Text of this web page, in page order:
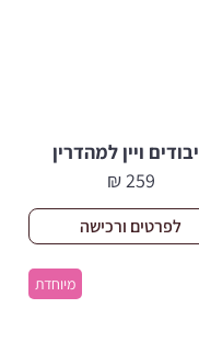
ויין למהדרין
259
₪
לפרטים ורכישה
מיוחדת